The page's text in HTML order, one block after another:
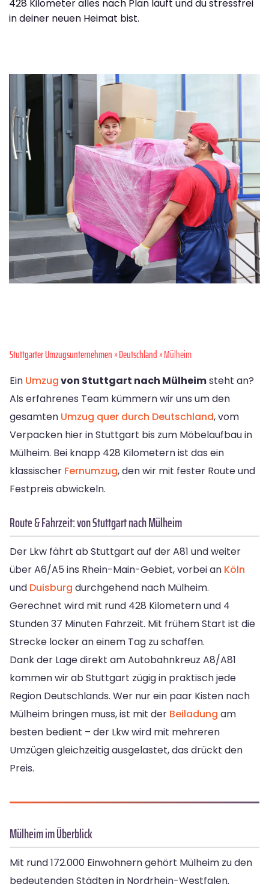
428 Kilometer alles nach Plan läuft und du stressfrei
in deiner neuen Heimat bist.
Stuttgarter Umzugsunternehmen»Deutschland» Mülheim
Ein Umzugvon Stuttgart nach Mülheimsteht an?
Als erfahrenes Team kümmern wir uns um den
gesamten Umzug quer durch Deutschland, vom
Verpacken hier in Stuttgart bis zum Möbelaufbau in
Mülheim. Bei knapp 428 Kilometern ist das ein
klassischer Fernumzug, den wir mit fester Route und
Festpreis abwickeln.
Route & Fahrzeit: von Stuttgart nach Mülheim
Der Lkw fährt ab Stuttgart auf der A81 und weiter
über A6/A5 ins Rhein-Main-Gebiet, vorbei an Köln
und Duisburg durchgehend nach Mülheim.
Gerechnet wird mit rund 428 Kilometern und 4
Stunden 37 Minuten Fahrzeit. Mit frühem Start ist die
Strecke locker an einem Tag zu schaffen.
Dank der Lage direkt am Autobahnkreuz A8/A81
kommen wir ab Stuttgart zügig in praktisch jede
Region Deutschlands. Wer nur ein paar Kisten nach
Mülheim bringen muss, ist mit der Beiladung am
besten bedient – der Lkw wird mit mehreren
Umzügen gleichzeitig ausgelastet, das drückt den
Preis.
Mülheim im Überblick
Mit rund 172.000 Einwohnern gehört Mülheim zu den
bedeutenden Städten in Nordrhein-Westfalen.